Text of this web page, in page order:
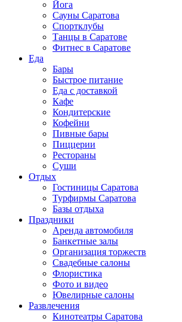
Йога
Сауны Саратова
Спортклубы
Танцы в Саратове
Фитнес в Саратове
Еда
Бары
Быстрое питание
Еда с доставкой
Кафе
Кондитерские
Кофейни
Пивные бары
Пиццерии
Рестораны
Суши
Отдых
Гостиницы Саратова
Турфирмы Саратова
Базы отдыха
Праздники
Аренда автомобиля
Банкетные залы
Организация торжеств
Свадебные салоны
Флористика
Фото и видео
Ювелирные салоны
Развлечения
Кинотеатры Саратова